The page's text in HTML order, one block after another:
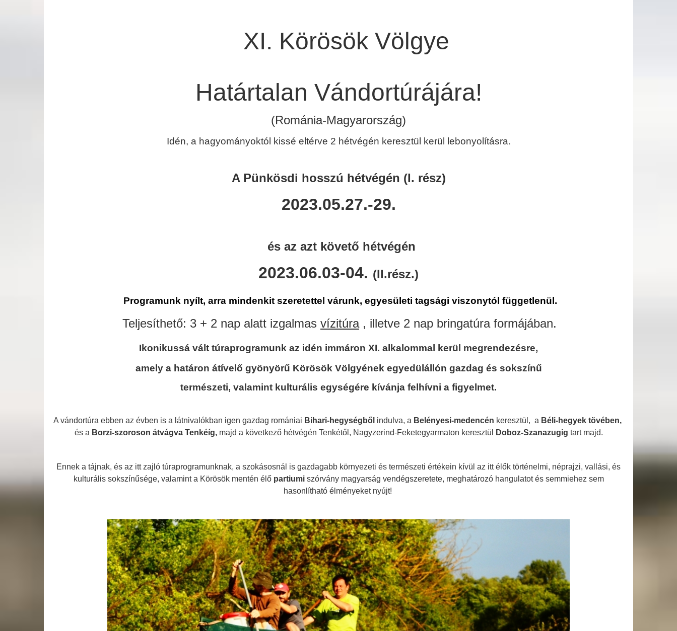
XI. Körösök Völgye
Határtalan Vándortúrájára!
(Románia-Magyarország)
Idén, a hagyományoktól kissé eltérve 2 hétvégén keresztül kerül lebonyolításra.
A Pünkösdi hosszú hétvégén (I. rész)
2023.05.27.-29.
és az azt követő hétvégén
2023.06.03-04. (II.rész.)
Programunk nyílt, arra mindenkit szeretettel várunk, egyesületi tagsági viszonytól függetlenül.
Teljesíthető: 3 + 2 nap alatt izgalmas vízitúra, illetve 2 nap bringatúra formájában.
Ikonikussá vált túraprogramunk az idén immáron XI. alkalommal kerül megrendezésre,
amely a határon átívelő gyönyörű Körösök Völgyének egyedülállón gazdag és sokszínű
természeti, valamint kulturális egységére kívánja felhívni a figyelmet.
A vándortúra ebben az évben is a látnivalókban igen gazdag romániai Bihari-hegységből indulva, a Belényesi-medencén keresztül, a Béli-hegyek tövében,
és a Borzi-szoroson átvágva Tenkéíg, majd a következő hétvégén Tenkétől, Nagyzerind-Feketegyarmaton keresztül Doboz-Szanazugig tart majd.
Ennek a tájnak, és az itt zajló túraprogramunknak, a szokásosnál is gazdagabb környezeti és természeti értékein kívül az itt élők történelmi, néprajzi, vallási, és
kulturális sokszínűsége, valamint a Körösök mentén élő partiumi szórvány magyarság vendégszeretete, meghatározó hangulatot és semmiehez sem
hasonlítható élményeket nyújt!